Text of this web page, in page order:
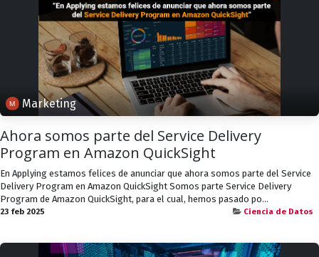
Marketing
Ahora somos parte del Service Delivery
Program en Amazon QuickSight
En Applying estamos felices de anunciar que ahora somos parte del Service
Delivery Program en Amazon QuickSight Somos parte Service Delivery
Program de Amazon QuickSight, para el cual, hemos pasado po...
23 feb 2025 Ciencia de Datos